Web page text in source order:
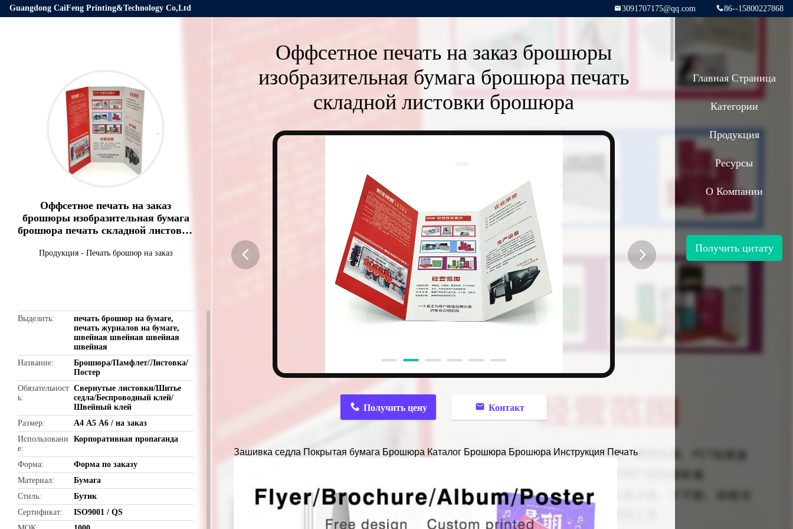
Guangdong CaiFeng Printing&Technology Co,Ltd 86--15800227868
3091707175@qq.com
Оффсетное печать на заказ
брошюры изобразительная бумага
брошюра печать складной листовки
Продукция- Печать брошюр на заказ
Выделить печать брошюр на бумаге,
печать журналов на бумаге,
швейная швейная швейная
швейная
Название
Брошюра/Памфлет/Листовка/
Постер
Обязательност
ь
Свернутые листовки/Шитье
седла/Беспроводный клей/
Швейный клей
Размер
А4 А5 А6 / на заказ
Использовани
е
Корпоративная пропаганда
Форма
Форма по заказу
Материал
Бумага
Стиль
Бутик
Сертификат
ISO9001 / QS
Оффсетное печать на заказ брошюры
изобразительная бумага брошюра печать
складной листовки брошюра
button
Получить цену Контакт
Зашивка седла Покрытая бумага Брошюра Каталог Брошюра Брошюра Инструкция Печать
Главная Страница
Категории
Продукция
Ресурсы
О Компании
Получить цитату